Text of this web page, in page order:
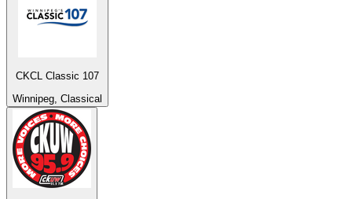
CKCL Classic 107
Winnipeg, Classical